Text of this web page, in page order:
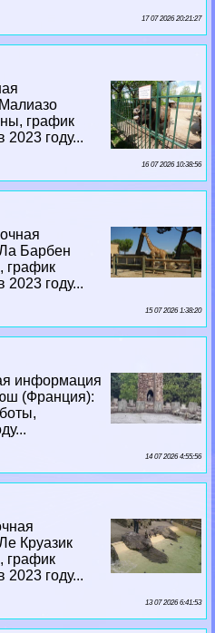
17 07 2026 20:21:27
график
году...
16 07 2026 10:38:56
Барбен
график
году...
15 07 2026 1:38:20
информация
(Франция):
14 07 2026 4:55:56
Круазик
график
году...
13 07 2026 6:41:53